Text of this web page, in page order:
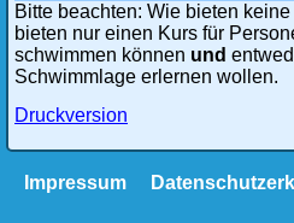
Bitte beachten: Wie bieten
bieten nur einen Kurs für
schwimmen können und
Schwimmlage erlernen wollen.
Druckversion
Navigation
Impressum